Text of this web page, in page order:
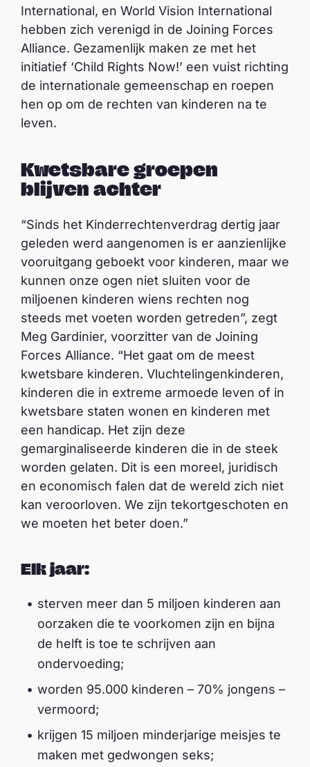
International, en World Vision International
hebben zich verenigd in de Joining Forces
Alliance. Gezamenlijk maken ze met het
initiatief ‘Child Rights Now!’ een vuist richting
de internationale gemeenschap en roepen
hen op om de rechten van kinderen na te
leven.
Kwetsbare groepen
blijven achter
“Sinds het Kinderrechtenverdrag dertig jaar
geleden werd aangenomen is er aanzienlijke
vooruitgang geboekt voor kinderen, maar we
kunnen onze ogen niet sluiten voor de
miljoenen kinderen wiens rechten nog
steeds met voeten worden getreden”, zegt
Meg Gardinier, voorzitter van de Joining
Forces Alliance. “Het gaat om de meest
kwetsbare kinderen. Vluchtelingenkinderen,
kinderen die in extreme armoede leven of in
kwetsbare staten wonen en kinderen met
een handicap. Het zijn deze
gemarginaliseerde kinderen die in de steek
worden gelaten. Dit is een moreel, juridisch
en economisch falen dat de wereld zich niet
kan veroorloven. We zijn tekortgeschoten en
we moeten het beter doen.”
Elk jaar:
sterven meer dan 5 miljoen kinderen aan
oorzaken die te voorkomen zijn en bijna
de helft is toe te schrijven aan
ondervoeding;
worden 95.000 kinderen – 70% jongens –
vermoord;
krijgen 15 miljoen minderjarige meisjes te
maken met gedwongen seks;